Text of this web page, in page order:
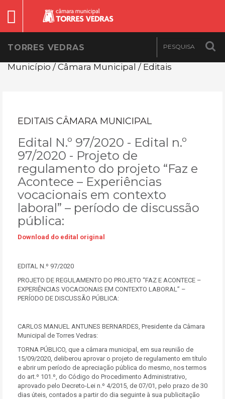
TORRES VEDRAS
Município / Câmara Municipal / Editais
EDITAIS CÂMARA MUNICIPAL
Edital N.º 97/2020 - Edital n.º
97/2020 - Projeto de
regulamento do projeto “Faz e
Acontece – Experiências
vocacionais em contexto
laboral” – período de discussão
pública:
Download do edital original
EDITAL N.º 97/2020
PROJETO DE REGULAMENTO DO PROJETO “FAZ E ACONTECE –
EXPERIÊNCIAS VOCACIONAIS EM CONTEXTO LABORAL” –
PERÍODO DE DISCUSSÃO PÚBLICA:
CARLOS MANUEL ANTUNES BERNARDES, Presidente da Câmara
Municipal de Torres Vedras:
TORNA PÚBLICO, que a câmara municipal, em sua reunião de
15/09/2020, deliberou aprovar o projeto de regulamento em título
e abrir um período de apreciação pública do mesmo, nos termos
do art.º 101.º, do Código do Procedimento Administrativo,
aprovado pelo Decreto-Lei n.º 4/2015, de 07/01, pelo prazo de 30
dias úteis, contados a partir do dia seguinte à sua publicitação